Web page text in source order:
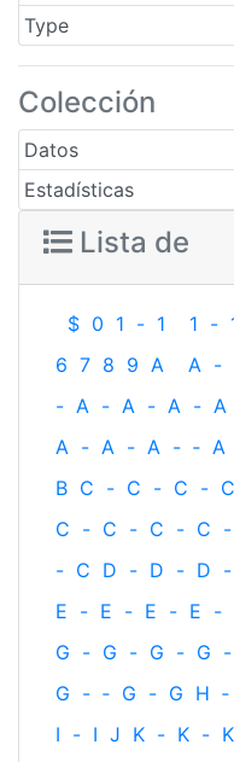
Type
Colección
Datos
Estadísticas
Lista de
$ 0 1 - 1 1 -
6 7 8 9 A A -
- A - A - A - A
A - A - A - ‐ A
B C - C - C - C
C - C - C - C -
- C D - D - D -
E - E - E - E -
G - G - G - G -
G - ‐ G - G H ‐
I - I J K - K - K